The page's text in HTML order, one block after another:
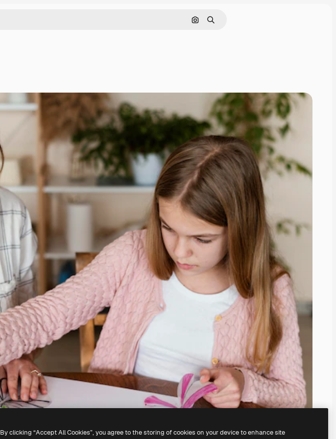
Pesquisar por imagem
Buscar
By clicking “Accept All Cookies”, you agree to the storing of cookies on your device to enhance site